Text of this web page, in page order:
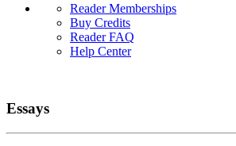
Reader Memberships
Buy Credits
Reader FAQ
Help Center
Essays